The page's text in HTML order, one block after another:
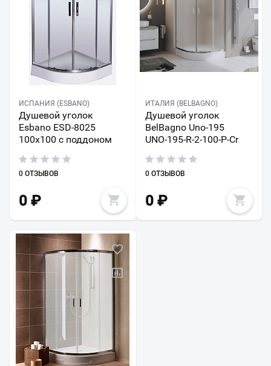
ИСПАНИЯ (ESBANO)
Душевой уголок
Esbano ESD-8025
100x100 с поддоном
0 ОТЗЫВОВ
0 ₽
ИТАЛИЯ (BELBAGNO)
Душевой уголок
BelBagno Uno-195
UNO-195-R-2-100-P-Cr
0 ОТЗЫВОВ
0₽